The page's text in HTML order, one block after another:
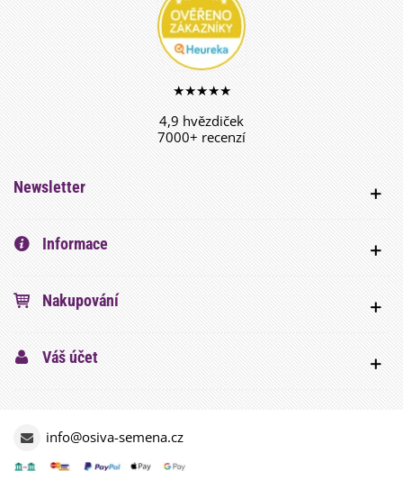
★★★★★
4,9 hvězdiček
7000+ recenzí
Newsletter
Informace
Nakupování
Váš účet
info@osiva-semena.cz